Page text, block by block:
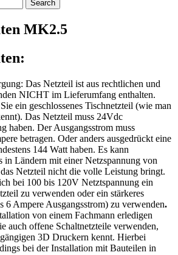
MK2.5
Das Netzteil ist aus rechtlichen und
NICHT im Lieferumfang enthalten.
ein geschlossenes Tischnetzteil (wie man
Das Netzteil muss 24Vdc
haben. Der Ausgangsstrom muss
betragen. Oder anders ausgedrückt eine
144 Watt haben. Es kann
in Ländern mit einer Netzspannung von
Netzteil nicht die volle Leistung bringt.
bei 100 bis 120V Netztspannung ein
zu verwenden oder ein stärkeres
6 Ampere Ausgangsstrom) zu verwenden.
von einem Fachmann erledigen
auch offene Schaltnetzteile verwenden,
3D Druckern kennt. Hierbei
bei der Installation mit Bauteilen in